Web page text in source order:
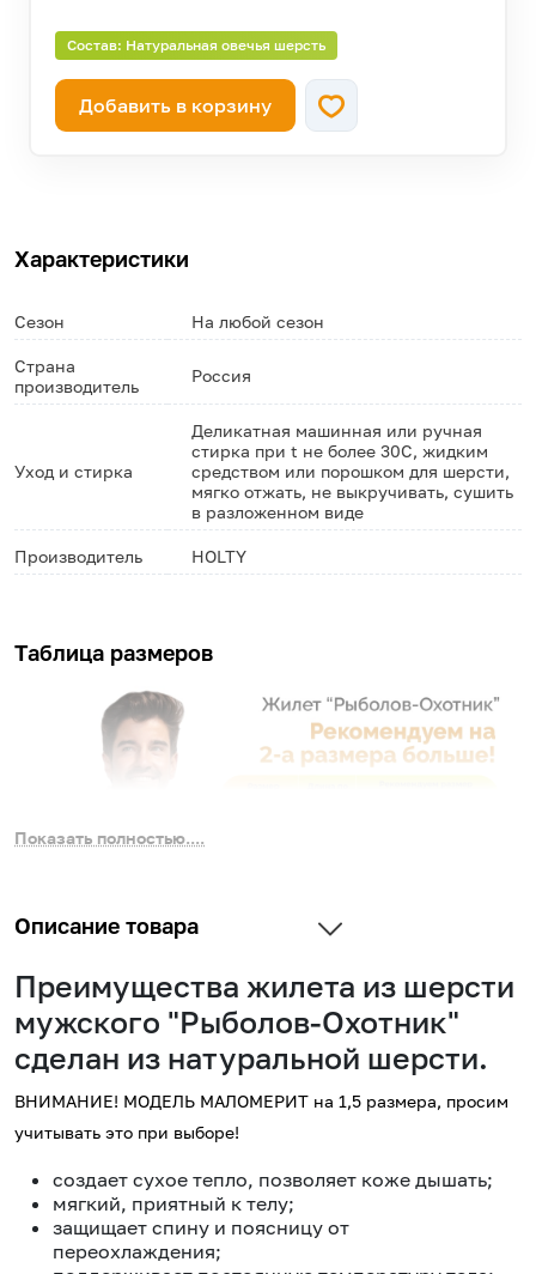
Состав: Натуральная овечья шерсть
Добавить в корзину
Характеристики
Сезон На любой сезон
Страна
производитель
Россия
Уход и стирка
Деликатная машинная или ручная
стирка при t не более 30С, жидким
средством или порошком для шерсти,
мягко отжать, не выкручивать, сушить
в разложенном виде
Производитель HOLTY
Таблица размеров
Показать полностью....
Описание товара
Преимущества жилета из шерсти
мужского "Рыболов-Охотник"
сделан из натуральной шерсти.
ВНИМАНИЕ! МОДЕЛЬ МАЛОМЕРИТ на 1,5 размера, просим
учитывать это при выборе!
создает сухое тепло, позволяет коже дышать;
мягкий, приятный к телу;
защищает спину и поясницу от
переохлаждения;